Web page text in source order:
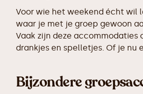
Voor wie het weekend écht wil
waar je met je groep gewoon
Vaak zijn deze
drankjes en spelletjes. Of je nu
Bijzondere